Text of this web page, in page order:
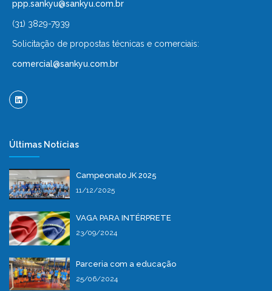
ppp.sankyu@sankyu.com.br
(31) 3829-7939
Solicitação de propostas técnicas e comerciais:
comercial@sankyu.com.br
Últimas Notícias
Campeonato JK 2025
11/12/2025
VAGA PARA INTÉRPRETE
23/09/2024
Parceria com a educação
25/06/2024